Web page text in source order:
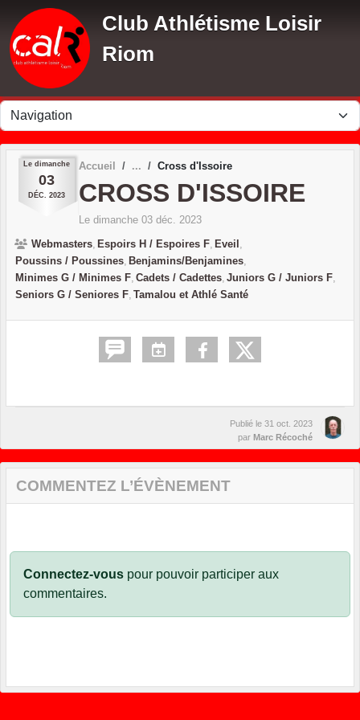
Club Athlétisme Loisir
Riom
Le dimanche
03
DÉC. 2023
Accueil Cross d'Issoire
CROSS D'ISSOIRE
Le dimanche 03 déc.
2023
Webmasters Espoirs H / Espoires F Eveil
Poussins / Poussines Benjamins/Benjamines
Minimes G / Minimes F Cadets / Cadettes Juniors G / Juniors F
Seniors G / Seniores F Tamalou et Athlé Santé
Publié le 31 oct. 2023
par Marc Récoché
COMMENTEZ L’ÉVÈNEMENT
Connectez-vous pour pouvoir participer aux
commentaires.
Panneau de gestion des cookies